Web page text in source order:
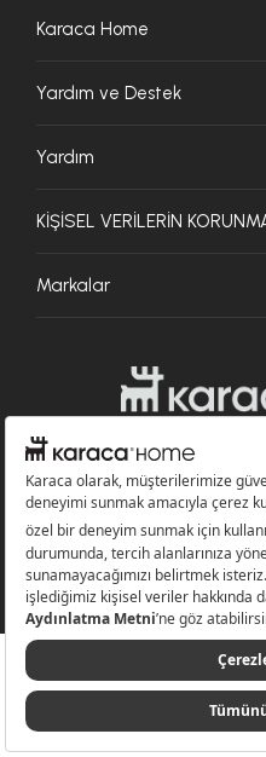
Karaca Home
Yardım ve Destek
Yardım
KİŞİSEL VERİLERİN
Markalar
© 2026 Karaca Home Collection
saklıdır.